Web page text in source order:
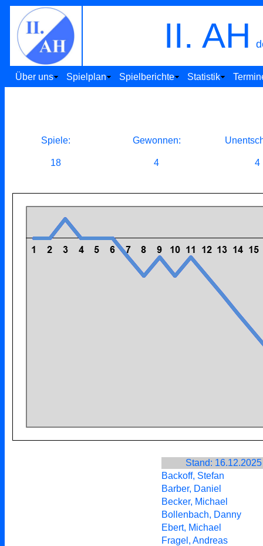
II. AH
Über uns Spielplan Spielberichte Statistik
Spiele: Gewonnen:
18 4 4
Stand: 16.12.2025
Backoff, Stefan
Barber, Daniel
Becker, Michael
Bollenbach, Danny
Ebert, Michael
Fragel, Andreas